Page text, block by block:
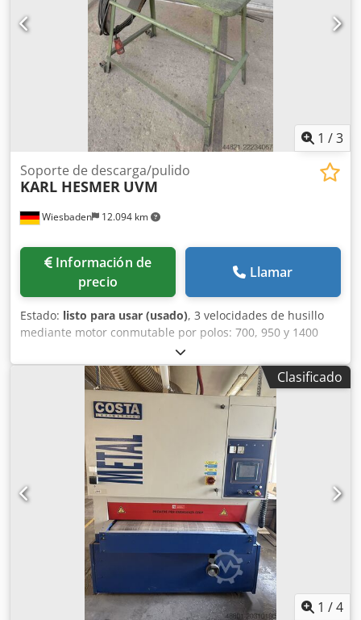
1 /3
Wiesbaden 12.094 km
Soporte de descarga/pulido
KARL HESMER UVM
Información de
precio
Llamar
Estado: listo para usar (usado), 3 velocidades de husillo
mediante motor conmutable por polos: 700, 950 y 1400
rpm Dedpfozhu Txex Aivskr Potencia de transmisión
correspondiente: 0,37/0,45/0,55 kW Conexión eléctrica: 380
V Diámetro de paso del husillo: 35 mm Dimensiones: 1000
x 570 x 1150 mm Peso: 88 kg
Clasificado
1 /4